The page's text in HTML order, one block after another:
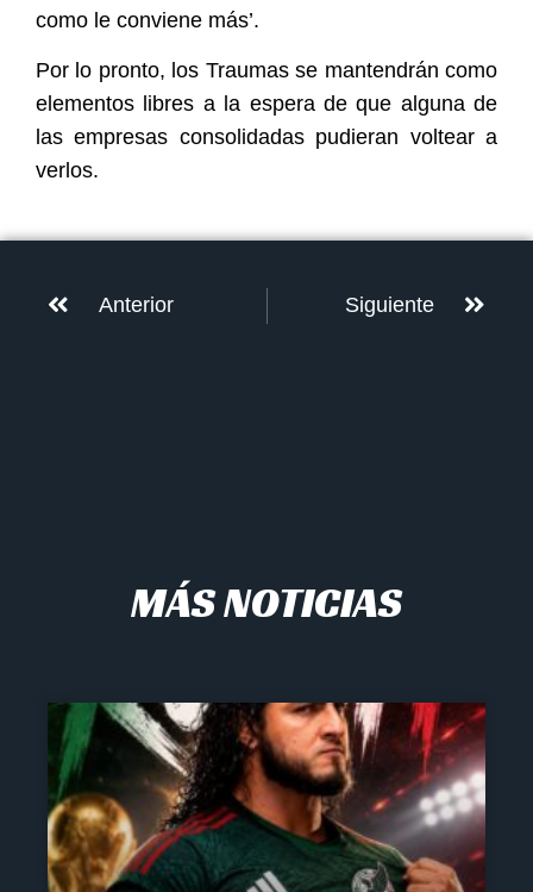
como le conviene más’.
Por lo pronto, los Traumas se mantendrán como
elementos libres a la espera de que alguna de
las empresas consolidadas pudieran voltear a
verlos.
Anterior Siguiente
MÁS NOTICIAS